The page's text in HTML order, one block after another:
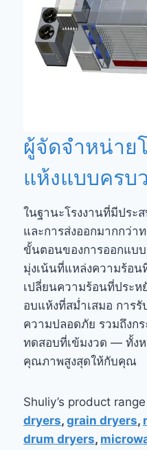
ผู้จัดจำหน่าย
แห้งแบบครบ
ในฐานะโรงงานที่มีประ
และการส่งออกมากกว่า
ขั้นตอนของการออกแบ
มุ่งเน้นที่แหล่งความร้อ
เปลี่ยนความร้อนที่ประห
อบแห้งที่สม่ำเสมอ การ
ความปลอดภัย รวมถึงก
ทดสอบที่เข้มงวด — ทั้งห
คุณภาพสูงสุดให้กับคุณ
Shuliy’s product
dryers, grain dryers,
drum dryers,